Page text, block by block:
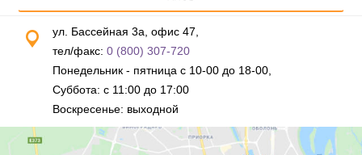
ул. Бассейная 3а, офис 47,
тел/факс: 0 (800) 307-720
Понедельник - пятница с 10-00 до 18-00,
Суббота: с 11:00 до 17:00
Воскресенье: выходной